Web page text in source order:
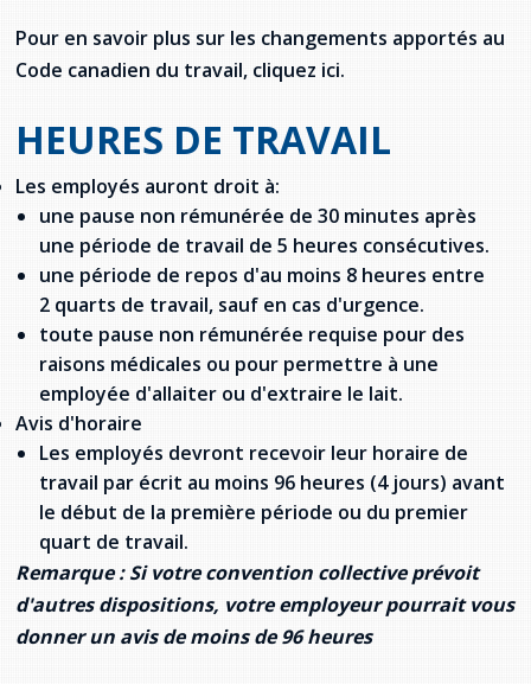
Lee Trowbridge
Randy Follet
Skye Fisher
Pamela Tucker
Anastasia Knudsen
Brian Kizner
Marc-Alexandre Mestres
Stacy Smith
Nancy Dillon
Clare Halleran
Joseph Kayumba
Pour en savoir plus sur les changements apportés au
Code canadien du travail, cliquez ici.
HEURES DE TRAVAIL
Les employés auront droit à:
une pause non rémunérée de 30 minutes après
une période de travail de 5 heures consécutives.
une période de repos d'au moins 8 heures entre
2 quarts de travail, sauf en cas d'urgence.
toute pause non rémunérée requise pour des
raisons médicales ou pour permettre à une
employée d'allaiter ou d'extraire le lait.
Avis d'horaire
Les employés devront recevoir leur horaire de
travail par écrit au moins 96 heures (4 jours) avant
le début de la première période ou du premier
quart de travail.
Remarque : Si votre convention collective prévoit
d'autres dispositions, votre employeur pourrait vous
donner un avis de moins de 96 heures